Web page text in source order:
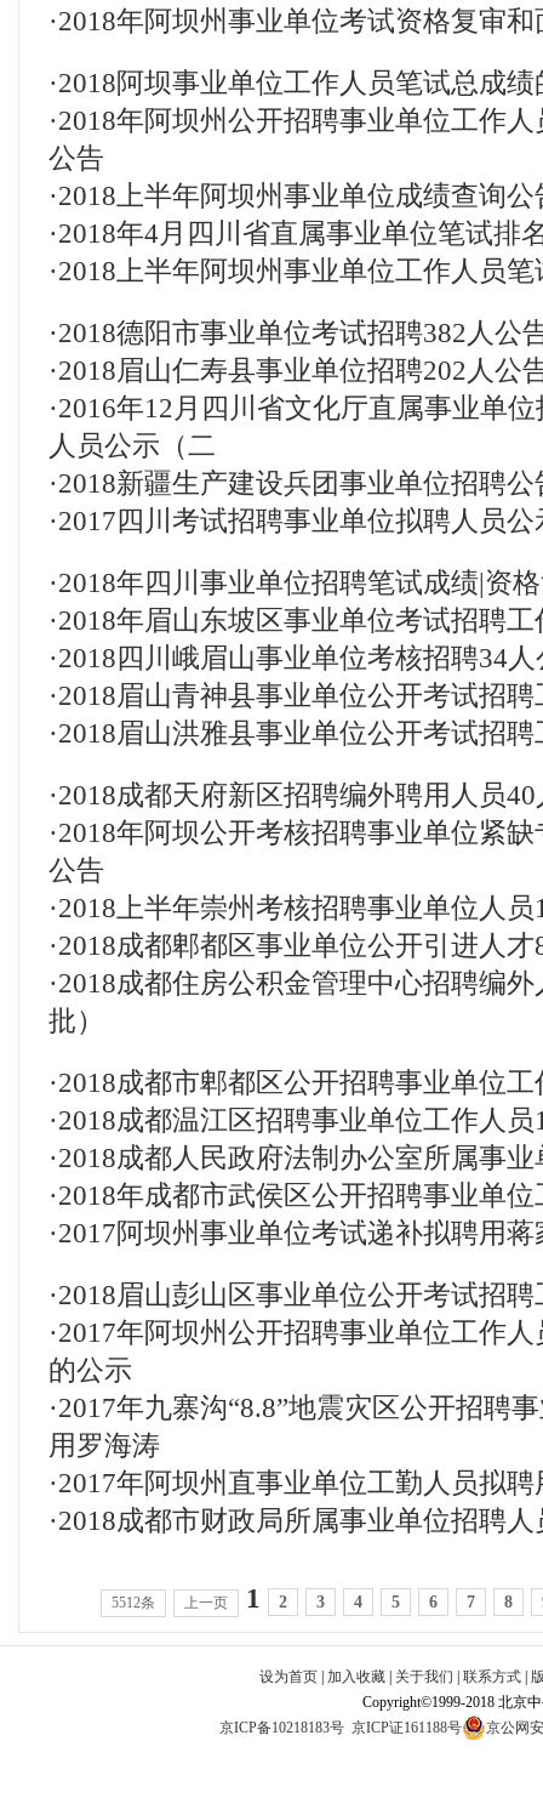
·2018年阿坝州事业单位考试资格复审
·2018阿坝事业单位工作人员笔试总成绩
·2018年阿坝州公开招聘事业单位工作
公告
·2018上半年阿坝州事业单位成绩查询公
·2018年4月四川省直属事业单位笔试排
·2018上半年阿坝州事业单位工作人员
·2018德阳市事业单位考试招聘382人公
·2018眉山仁寿县事业单位招聘202人公
·2016年12月四川省文化厅直属事业单
人员公示（二
·2018新疆生产建设兵团事业单位招聘公
·2017四川考试招聘事业单位拟聘人员
·2018年四川事业单位招聘笔试成绩|资
·2018年眉山东坡区事业单位考试招聘
·2018四川峨眉山事业单位考核招聘34人
·2018眉山青神县事业单位公开考试招
·2018眉山洪雅县事业单位公开考试招
·2018成都天府新区招聘编外聘用人员
·2018年阿坝公开考核招聘事业单位紧
公告
·2018上半年崇州考核招聘事业单位人员
·2018成都郫都区事业单位公开引进人才
·2018成都住房公积金管理中心招聘编
批）
·2018成都市郫都区公开招聘事业单位
·2018成都温江区招聘事业单位工作人员
·2018成都人民政府法制办公室所属事
·2018年成都市武侯区公开招聘事业单
·2017阿坝州事业单位考试递补拟聘用
·2018眉山彭山区事业单位公开考试招
·2017年阿坝州公开招聘事业单位工作
的公示
·2017年九寨沟“8.8”地震灾区公开招聘
用罗海涛
·2017年阿坝州直事业单位工勤人员拟
·2018成都市财政局所属事业单位招聘
5512条 上一页 1 2 3 4 5 6 7 8
设为首页 加入收藏 关于我们 联系方式
Copyright©1999-2018 北京
京ICP备10218183号 京ICP证161188号 京公网